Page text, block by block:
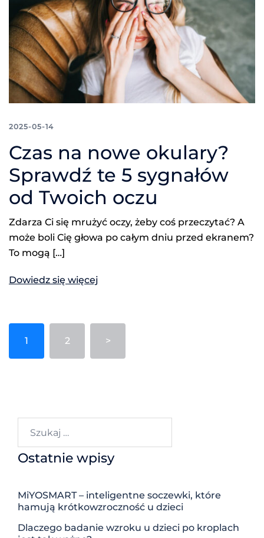
2025-05-14
Czas na nowe okulary?
Sprawdź te 5 sygnałów
od Twoich oczu
Zdarza Ci się mrużyć oczy, żeby coś przeczytać? A
może boli Cię głowa po całym dniu przed ekranem?
To mogą […]
Dowiedz się więcej
Stronicowanie
wpisów
1 2 >
Ostatnie wpisy
MiYOSMART – inteligentne soczewki, które
hamują krótkowzroczność u dzieci
Dlaczego badanie wzroku u dzieci po kroplach